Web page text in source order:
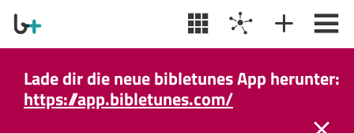
Lade dir die neue bibletunes App herunter:
https://app.bibletunes.com/